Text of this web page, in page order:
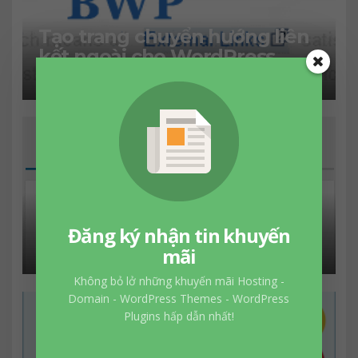
Tạo trang chuyển hướng liên
kết ngoài cho WordPress
trên WordPress Hosting của
GoDaddy
Đăng ký nhận tin khuyến
mãi
Không bỏ lở những khuyến mãi Hosting -
Domain - WordPress Themes - WordPress
Plugins hấp dẫn nhất!